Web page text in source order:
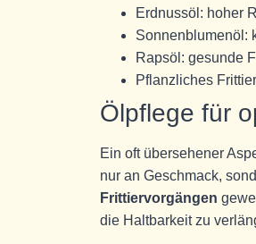
Erdnussöl: hoher
Sonnenblumenöl:
Rapsöl: gesunde
Pflanzliches
Ölpflege für
Ein oft übersehener
nur an Geschmack,
Frittiervorgängen
die Haltbarkeit zu